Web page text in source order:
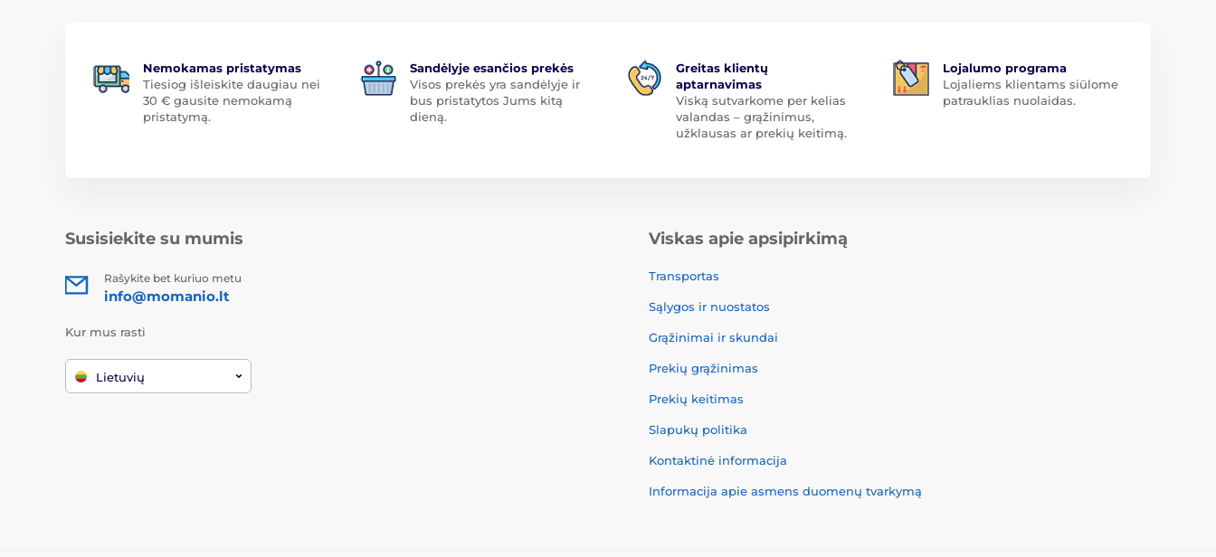
Nemokamas pristatymas
Tiesiog išleiskite daugiau nei
30 € gausite nemokamą
pristatymą.
Sandėlyje esančios prekės
Visos prekės yra sandėlyje ir
bus pristatytos Jums kitą
dieną.
Greitas klientų
aptarnavimas
Viską sutvarkome per kelias
valandas – grąžinimus,
užklausas ar prekių keitimą.
Lojalumo programa
Lojaliems klientams siūlome
patrauklias nuolaidas.
Susisiekite su mumis
Rašykite bet kuriuo metu
info@momanio.lt
Kur mus rasti
Lietuvių
Viskas apie apsipirkimą
Transportas
Sąlygos ir nuostatos
Grąžinimai ir skundai
Prekių grąžinimas
Prekių keitimas
Slapukų politika
Kontaktinė informacija
Informacija apie asmens duomenų tvarkymą